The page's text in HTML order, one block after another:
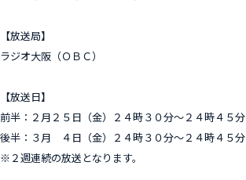
【放送局】
ラジオ大阪（ＯＢＣ）
【放送日】
前半：２月２５日（金）２４時３０分～２４時４５分
後半：３月 ４日（金）２４時３０分～２４時４５分
※２週連続の放送となります。